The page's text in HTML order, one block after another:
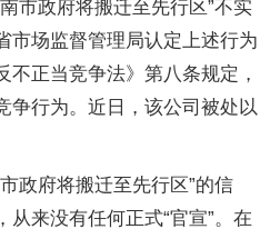
市政府将搬迁至先行区”不实
市场监督管理局认定上述行为
不正当竞争法》第八条规定，
争行为。近日，该公司被处以
政府将搬迁至先行区”的信
从来没有任何正式“官宣”。在